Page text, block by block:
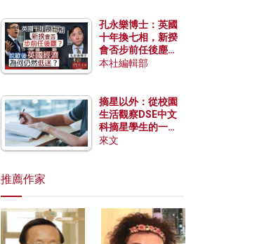
孔永樂博士：英國
十年換七相，新揆
會否步前任後塵？
脫歐後英國經濟為
本社編輯部
摘星以外：從校園
生活觀察DSE中文
科摘星學生的一點
特質
來文
推薦作家